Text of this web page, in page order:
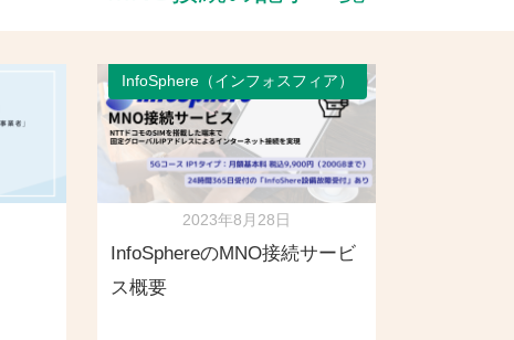
InfoSphere（インフォスフィア）
2023年8月28日
InfoSphereのMNO接続サービ
ス概要